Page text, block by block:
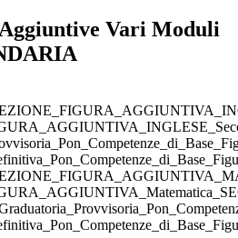
Vari Moduli